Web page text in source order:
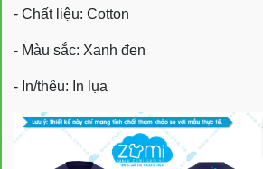
- Chất liệu: Cotton
- Màu sắc: Xanh đen
- In/thêu: In lụa